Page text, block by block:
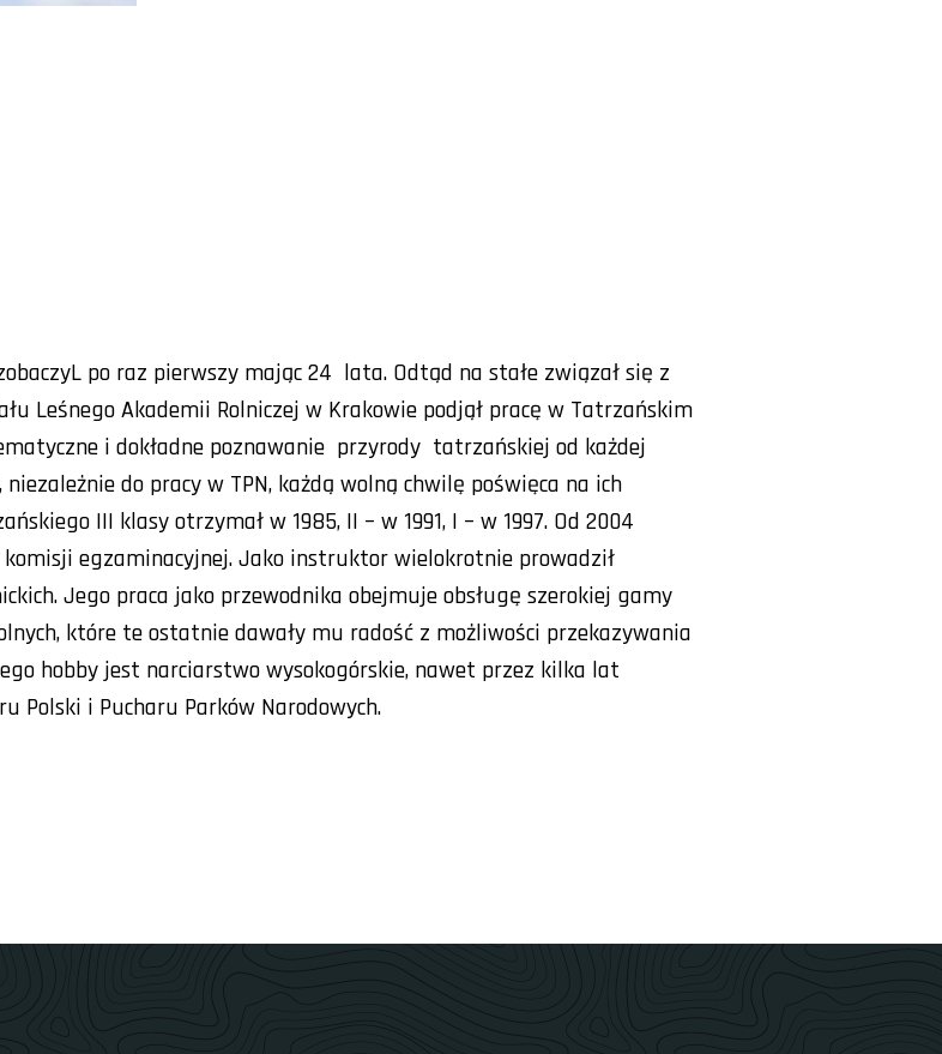
po raz pierwszy mając 24 lata. Odtąd na stałe związał się z
Leśnego Akademii Rolniczej w Krakowie podjął pracę w Tatrzańskim
i dokładne poznawanie przyrody tatrzańskiej od każdej
do pracy w TPN, każdą wolną chwilę poświęca na ich
III klasy otrzymał w 1985, II – w 1991, I – w 1997. Od 2004
egzaminacyjnej. Jako instruktor wielokrotnie prowadził
Jego praca jako przewodnika obejmuje obsługę szerokiej gamy
które te ostatnie dawały mu radość z możliwości przekazywania
hobby jest narciarstwo wysokogórskie, nawet przez kilka lat
Polski i Pucharu Parków Narodowych.